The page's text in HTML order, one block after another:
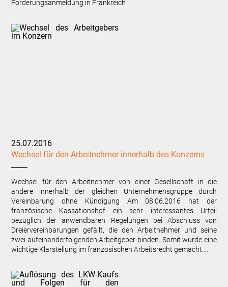
Forderungsanmeldung in Frankreich
25.07.2016
Wechsel für den Arbeitnehmer innerhalb des Konzerns
Wechsel für den Arbeitnehmer von einer Gesellschaft in die
andere innerhalb der gleichen Unternehmensgruppe durch
Vereinbarung ohne Kündigung Am 08.06.2016 hat der
französische Kassationshof ein sehr interessantes Urteil
bezüglich der anwendbaren Regelungen bei Abschluss von
Dreiervereinbarungen gefällt, die den Arbeitnehmer und seine
zwei aufeinanderfolgenden Arbeitgeber binden. Somit wurde eine
wichtige Klarstellung im französischen Arbeitsrecht gemacht.…